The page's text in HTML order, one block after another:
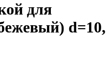
для
d=10,